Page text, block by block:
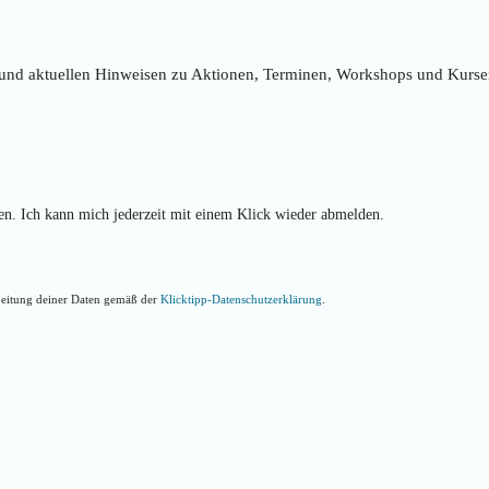
aktuellen Hinweisen zu Aktionen, Terminen, Workshops und
Ich kann mich jederzeit mit einem Klick wieder abmelden.
deiner Daten gemäß der Klicktipp-Datenschutzerklärung